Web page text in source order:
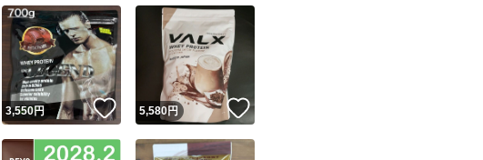
取引実績◯+ このユーザーはYahoo!フリマの取引を完了させた実績があります
他フリマ実績◯+ このユーザーは他フリマサービスでの取引実績があります
ード&安心発送
コピーは1商品につき1回です
出品ページへ
キャンセル
ね！
3,550円 いいね！
5,580円 いいね！